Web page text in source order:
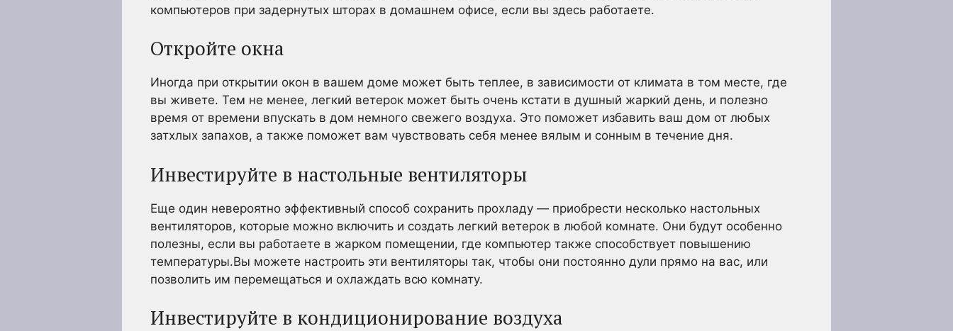
компьютеров при задернутых шторах в домашнем офисе, если вы здесь работаете.
Откройте окна
Иногда при открытии окон в вашем доме может быть теплее, в зависимости от климата в том месте, где
вы живете. Тем не менее, легкий ветерок может быть очень кстати в душный жаркий день, и полезно
время от времени впускать в дом немного свежего воздуха. Это поможет избавить ваш дом от любых
затхлых запахов, а также поможет вам чувствовать себя менее вялым и сонным в течение дня.
Инвестируйте в настольные вентиляторы
Еще один невероятно эффективный способ сохранить прохладу — приобрести несколько настольных
вентиляторов, которые можно включить и создать легкий ветерок в любой комнате. Они будут особенно
полезны, если вы работаете в жарком помещении, где компьютер также способствует повышению
температуры.Вы можете настроить эти вентиляторы так, чтобы они постоянно дули прямо на вас, или
позволить им перемещаться и охлаждать всю комнату.
Инвестируйте в кондиционирование воздуха